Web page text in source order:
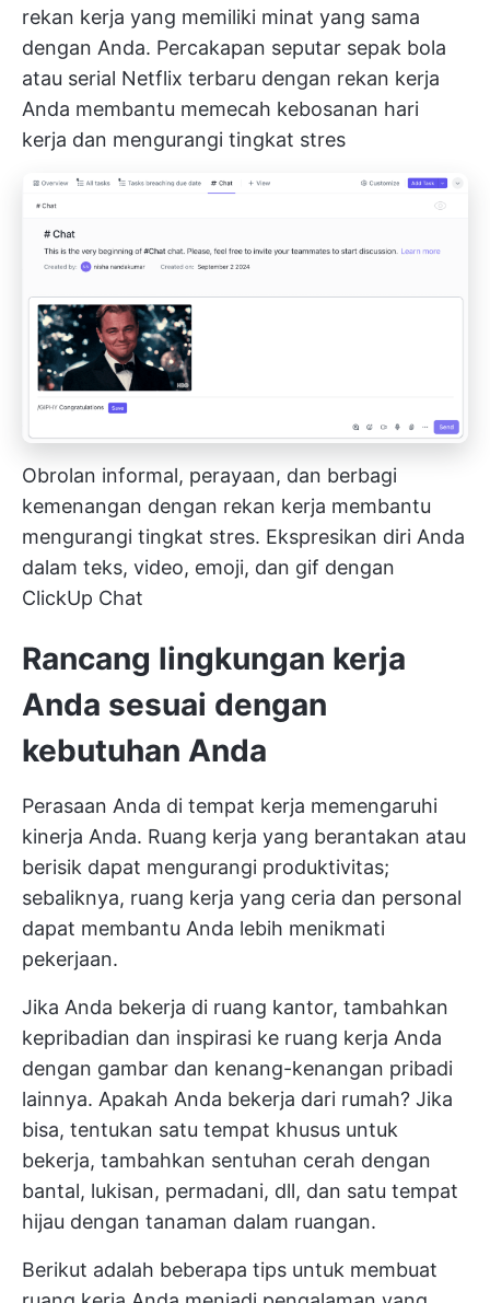
rekan kerja yang memiliki minat yang sama
dengan Anda. Percakapan seputar sepak bola
atau serial Netflix terbaru dengan rekan kerja
Anda membantu memecah kebosanan hari
kerja dan mengurangi tingkat stres
Obrolan informal, perayaan, dan berbagi
kemenangan dengan rekan kerja membantu
mengurangi tingkat stres. Ekspresikan diri Anda
dalam teks, video, emoji, dan gif dengan
ClickUp Chat
Rancang lingkungan kerja
Anda sesuai dengan
kebutuhan Anda
Perasaan Anda di tempat kerja memengaruhi
kinerja Anda. Ruang kerja yang berantakan atau
berisik dapat mengurangi produktivitas;
sebaliknya, ruang kerja yang ceria dan personal
dapat membantu Anda lebih menikmati
pekerjaan.
Jika Anda bekerja di ruang kantor, tambahkan
kepribadian dan inspirasi ke ruang kerja Anda
dengan gambar dan kenang-kenangan pribadi
lainnya. Apakah Anda bekerja dari rumah? Jika
bisa, tentukan satu tempat khusus untuk
bekerja, tambahkan sentuhan cerah dengan
bantal, lukisan, permadani, dll, dan satu tempat
hijau dengan tanaman dalam ruangan.
Berikut adalah beberapa tips untuk membuat